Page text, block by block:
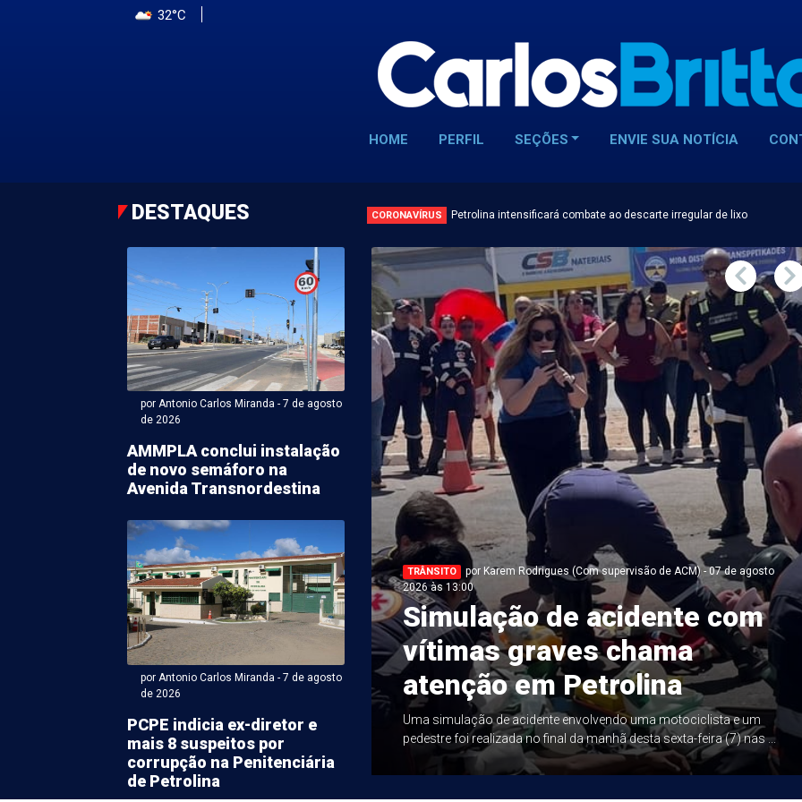
32°C
HOME PERFIL SEÇÕES ENVIE SUA NOTÍCIA
DESTAQUES CORONAVÍRUS Petrolina intensificará combate ao descarte irregular de lixo
por Antonio Carlos Miranda - 7 de agosto
de 2026
AMMPLA conclui instalação
de novo semáforo na
Avenida Transnordestina
por Antonio Carlos Miranda - 7 de agosto
de 2026
PCPE indicia ex-diretor e
mais 8 suspeitos por
corrupção na Penitenciária
de Petrolina
Karem Rodrigues (Com supervisão de ACM) - 07 de agosto
na Avenida
Farias afeta
em 5 bairros
vazamento na Avenida Fernando Farias, em
sexta-feira (7), a Companhia Pernambucana de
TRÂNSITO
por Karem Rodrigues (Com supervisão de ACM) - 07 de agosto
2026 às 13:00
Simulação de acidente com
vítimas graves chama
atenção em Petrolina
Uma simulação de acidente envolvendo uma motociclista e um
pedestre foi realizada no final da manhã desta sexta-feira (7) nas ...